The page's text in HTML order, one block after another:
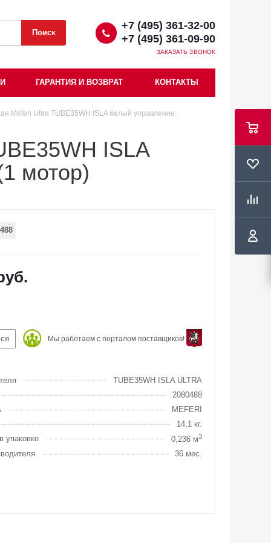
+7 (495) 361-32-00
+7 (495) 361-09-90
ЗАКАЗАТЬ ЗВОНОК
ГАРАНТИЯ И ВОЗВРАТ КОНТАКТЫ
Meferi Ultra TUBE35WH ISLA белый управление:
ISLA
мотор)
Мы работаем с порталом поставщиков!
TUBE35WH ISLA ULTRA
2080488
MEFERI
14,1 кг.
упаковке
0,236 м3
36 мес.